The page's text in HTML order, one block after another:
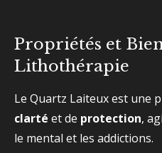
Propriétés et
Lithothérapie
Le Quartz Laiteux est une
clarté et de protection,
le mental et les addictions.